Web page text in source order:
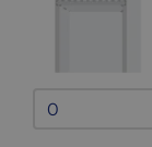
Bandejas